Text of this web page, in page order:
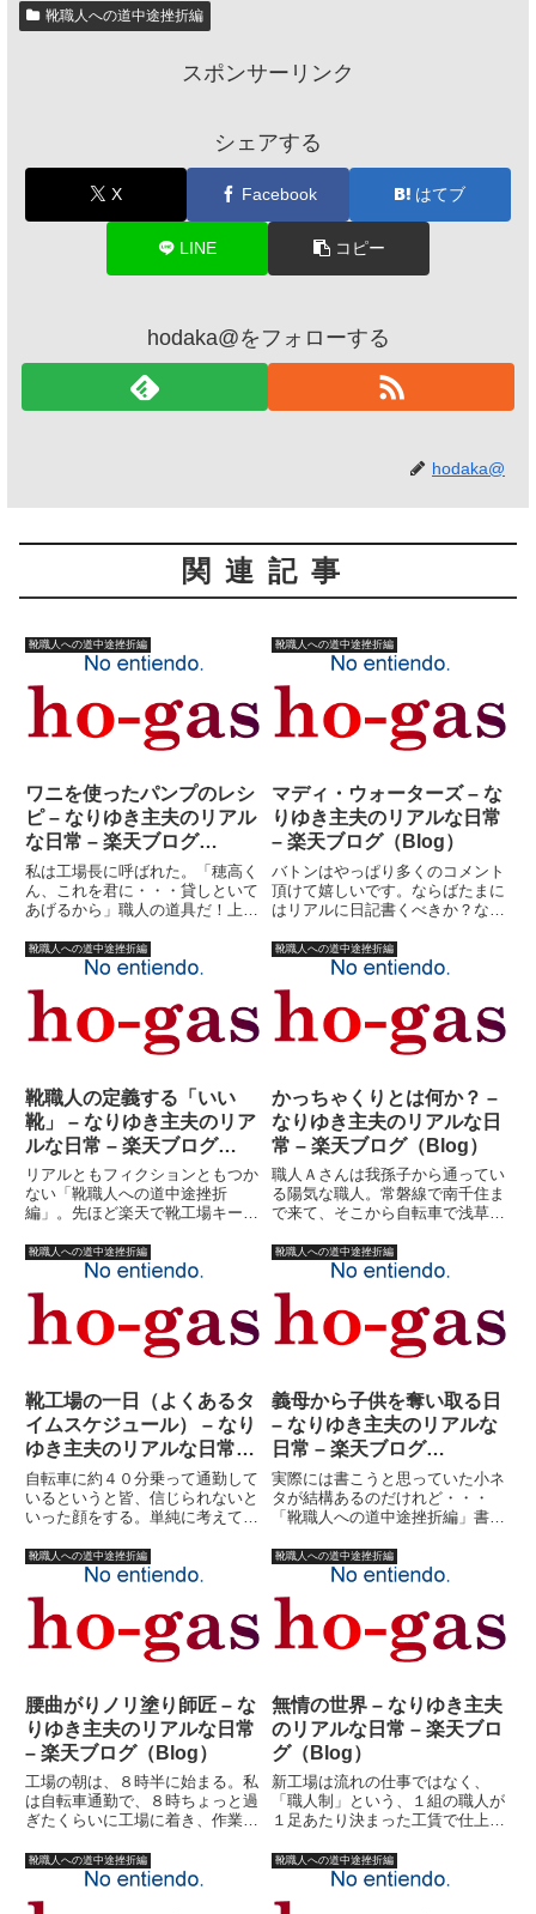
靴職人への道中途挫折編
スポンサーリンク
シェアする
X Facebook はてブ
LINE コピー
hodaka@をフォローする
hodaka@
関連記事
靴職人への道中途挫折編
ワニを使ったパンプのレシ
ピ – なりゆき主夫のリアル
な日常 – 楽天ブログ
（Blog）
私は工場長に呼ばれた。「穂高く
ん、これを君に・・・貸しといて
あげるから」職人の道具だ！上か
ン。貸してあげるといっても事実
上新品である。正直感動した。他
の職人たちも、喜んでくれた。
「よかったな?おめえ、これさえ
あ...
靴職人への道中途挫折編
マディ・ウォーターズ – な
りゆき主夫のリアルな日常
– 楽天ブログ（Blog）
バトンはやっぱり多くのコメント
頂けて嬉しいです。ならばたまに
はリアルに日記書くべきか？なん
ルに戻るとまたしても今までの続
きを放置してしまいそう。大体、
過去に決別するために書いてるよ
うなもので、これを書き上げな
い...
靴職人への道中途挫折編
靴職人の定義する「いい
靴」 – なりゆき主夫のリア
ルな日常 – 楽天ブログ
（Blog）
リアルともフィクションともつか
ない「靴職人への道中途挫折
編」。先ほど楽天で靴工場キーワ
にも見たような気がするが、改め
て「どん底の人びと」というタイ
トルにちょっとビビる。（汗）そ
んな、「どん底」婦人靴工場の１
年。...
靴職人への道中途挫折編
かっちゃくりとは何か？ –
なりゆき主夫のリアルな日
常 – 楽天ブログ（Blog）
職人Ａさんは我孫子から通ってい
る陽気な職人。常磐線で南千住ま
で来て、そこから自転車で浅草へ
私もＡさんと一緒に帰ることが多
かった。山谷堀公園を抜けて親子
ガードを越える所まで、なんだか
んだと話をしてくれた。山谷堀
は...
靴職人への道中途挫折編
靴工場の一日（よくあるタ
イムスケジュール） – なり
ゆき主夫のリアルな日常 –
楽天ブログ（Blog）
自転車に約４０分乗って通勤して
いるというと皆、信じられないと
いった顔をする。単純に考えても
５キロで自転車に乗って４０分乗
り続けると・・・１０キロ進むの
だ。東京駅から葛西臨海公園まで
４０分で行ける計算になる訳
だ。...
靴職人への道中途挫折編
義母から子供を奪い取る日
– なりゆき主夫のリアルな
日常 – 楽天ブログ
（Blog）
実際には書こうと思っていた小ネ
タが結構あるのだけれど・・・
「靴職人への道中途挫折編」書く
職人?」は、私がいかにして主夫
になったのかを語るための前ふり
なのだ。前ふりなのにもかかわら
ず、最初の頃のスタンスが細かす
ぎ...
靴職人への道中途挫折編
腰曲がりノリ塗り師匠 – な
りゆき主夫のリアルな日常
– 楽天ブログ（Blog）
工場の朝は、８時半に始まる。私
は自転車通勤で、８時ちょっと過
ぎたくらいに工場に着き、作業着
しの半蔵は必ず先に来ているの
で、「おはようございます！」と
挨拶する。工場長「おう」半蔵
靴職人への道中途挫折編
無情の世界 – なりゆき主夫
のリアルな日常 – 楽天ブロ
グ（Blog）
新工場は流れの仕事ではなく、
「職人制」という、１組の職人が
１足あたり決まった工賃で仕上げ
出すかを決めるのが私の仕事だ。
さらにその工賃の管理も私の仕事
だ。そしてその上がり具合を管理
靴職人への道中途挫折編 靴職人への道中途挫折編